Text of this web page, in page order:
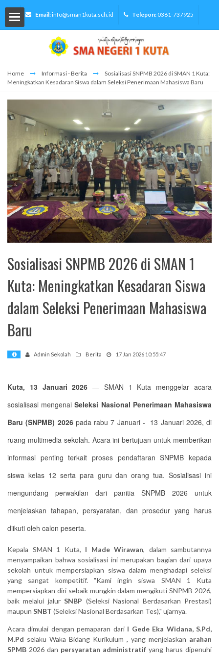
Email:info@sman1kuta.sch.id Telepon: 0361-737925
Home Informasi - Berita
Sosialisasi SNPMB 2026 di SMAN 1 Kuta:
Meningkatkan Kesadaran Siswa dalam Seleksi Penerimaan Mahasiswa Baru
Sosialisasi SNPMB 2026 di SMAN 1
Kuta: Meningkatkan Kesadaran Siswa
dalam Seleksi Penerimaan Mahasiswa
Baru
Admin Sekolah Berita 17 Jan 2026 10:55:47
Kuta, 13 Januari 2026 — SMAN 1 Kuta menggelar acara
sosialisasi mengenaiSeleksi Nasional Penerimaan Mahasiswa
Baru (SNPMB) 2026pada rabu 7 Januari - 13 Januari 2026, di
ruang multimedia sekolah. Acara ini bertujuan untuk memberikan
informasi penting terkait proses pendaftaran SNPMB kepada
siswa kelas 12 serta para guru dan orang tua. Sosialisasi ini
mengundang perwakilan dari panitia SNPMB 2026 untuk
menjelaskan tahapan, persyaratan, dan prosedur yang harus
diikuti oleh calon peserta.
Kepala SMAN 1 Kuta, I Made Wirawan, dalam sambutannya
menyampaikan bahwa sosialisasi ini merupakan bagian dari upaya
sekolah untuk mempersiapkan siswa dalam menghadapi seleksi
yang sangat kompetitif. "Kami ingin siswa SMAN 1 Kuta
mempersiapkan diri sebaik mungkin dalam mengikuti SNPMB 2026,
baik melalui jalurSNBP (Seleksi Nasional Berdasarkan Prestasi)
maupun SNBT (Seleksi Nasional Berdasarkan Tes)," ujarnya.
Acara dimulai dengan pemaparan dari I Gede Eka Widana, S.Pd,
M.Pd selaku Waka Bidang Kurikulum , yang menjelaskan arahan
SPMB 2026 dan persyaratan administratif yang harus dipenuhi